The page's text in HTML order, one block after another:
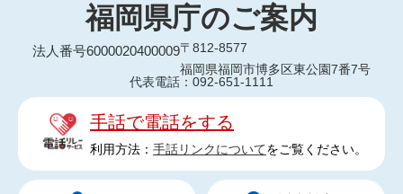
福岡県庁のご案内
法人番号6000020400009〒812-8577
福岡県福岡市博多区東公園7番7号
代表電話：092-651-1111
手話で電話をする
利用方法： 手話リンクについてをご覧ください。